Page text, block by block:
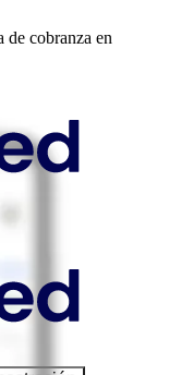
de cobranza en